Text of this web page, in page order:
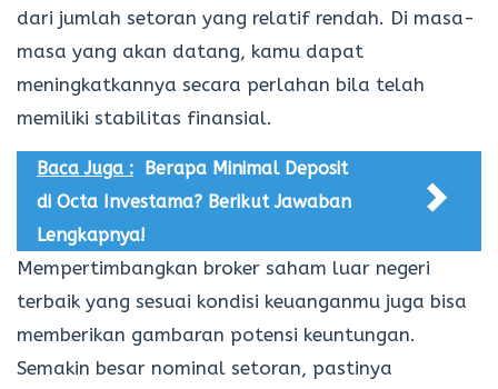
dari jumlah setoran yang relatif rendah. Di masa-
masa yang akan datang, kamu dapat
meningkatkannya secara perlahan bila telah
memiliki stabilitas finansial.
Baca Juga : Berapa Minimal Deposit
di Octa Investama? Berikut Jawaban
Lengkapnya!
Mempertimbangkan broker saham luar negeri
terbaik yang sesuai kondisi keuanganmu juga bisa
memberikan gambaran potensi keuntungan.
Semakin besar nominal setoran, pastinya